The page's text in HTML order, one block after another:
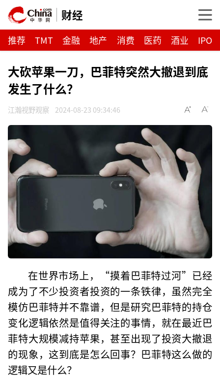
财经
推荐 TMT 金融 地产 消费 医药 酒业 IPO
大砍苹果一刀，巴菲特突然大撤退到底
发生了什么？
江瀚视野观察 2024-08-23 09:34:46
在世界市场上，“摸着巴菲特过河”已经
成为了不少投资者投资的一条铁律，虽然完全
模仿巴菲特并不靠谱，但是研究巴菲特的持仓
变化逻辑依然是值得关注的事情，就在最近巴
菲特大规模减持苹果，甚至出现了投资大撤退
的现象，这到底是怎么回事？巴菲特这么做的
逻辑又是什么？